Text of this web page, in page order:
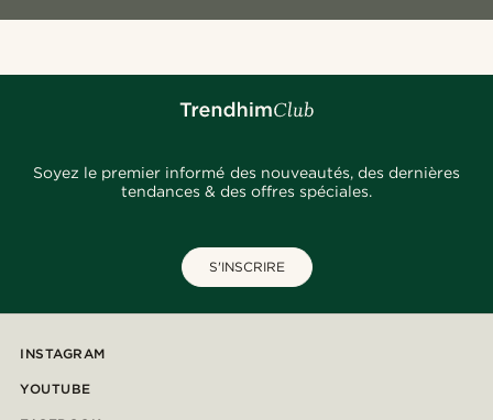
Soyez le premier informé des nouveautés, des dernières
tendances & des offres spéciales.
S'INSCRIRE
INSTAGRAM
YOUTUBE